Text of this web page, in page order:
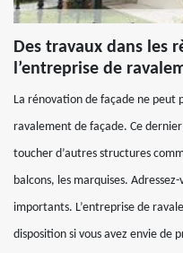
Des travaux dans les
l’entreprise de
La rénovation de façade ne peut
ravalement de façade. Ce
toucher d’autres structures
balcons, les marquises.
importants. L’entreprise de
disposition si vous avez envie de